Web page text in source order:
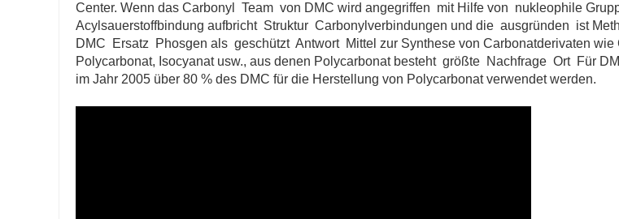
Center. Wenn das Carbonyl Team von DMC wird angegriffen mit Hilfe von nukleophile
Acylsauerstoffbindung aufbricht Struktur Carbonylverbindungen und die ausgründen ist
DMC Ersatz Phosgen als geschützt Antwort Mittel zur Synthese von Carbonatderivaten wie
Polycarbonat, Isocyanat usw., aus denen Polycarbonat besteht größte Nachfrage Ort Für
im Jahr 2005 über 80 % des DMC für die Herstellung von Polycarbonat verwendet werden.